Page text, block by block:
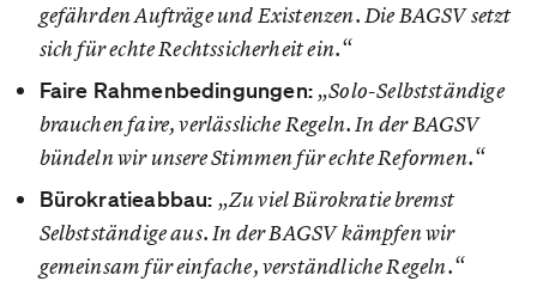
gefährden Aufträge und Existenzen. Die BAGSV setzt
sich für echte Rechtssicherheit ein.“
Faire Rahmenbedingungen: „Solo-Selbstständige
brauchen faire, verlässliche Regeln. In der BAGSV
bündeln wir unsere Stimmen für echte Reformen.“
Bürokratieabbau: „Zu viel Bürokratie bremst
Selbstständige aus. In der BAGSV kämpfen wir
gemeinsam für einfache, verständliche Regeln.“